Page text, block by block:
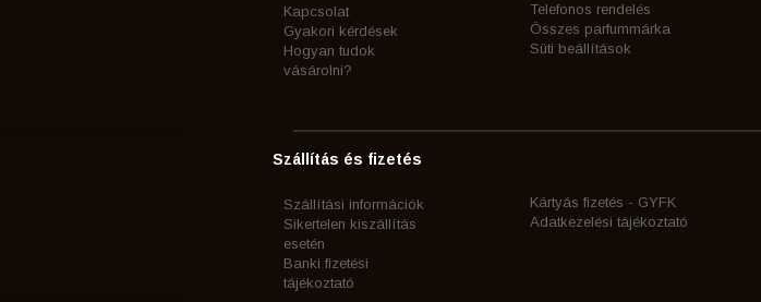
Kapcsolat
Gyakori kérdések
Hogyan tudok
vásárolni?
Telefonos rendelés
Összes parfummárka
Süti beállítások
Szállítás és fizetés
Szállítási információk
Sikertelen kiszállítás
esetén
Banki fizetési
tájékoztató
Kártyás fizetés - GYFK
Adatkezelési tájékoztató